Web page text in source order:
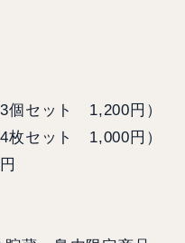
個セット 1,200円）
枚セット 1,000円）